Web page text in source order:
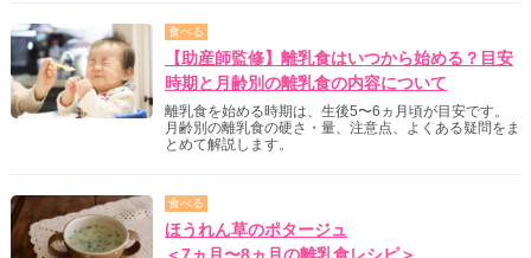
食べる
【助産師監修】離乳食はいつから始める？目安
時期と月齢別の離乳食の内容について
離乳食を始める時期は、生後5〜6ヵ月頃が目安です。
月齢別の離乳食の硬さ・量、注意点、よくある疑問をま
とめて解説します。
食べる
ほうれん草のポタージュ